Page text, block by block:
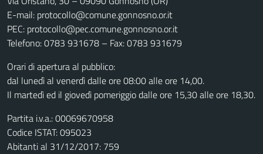
E-mail: protocollo@comune.gonnosno.or.it
PEC: protocollo@pec.comune.gonnosno.or.it
Telefono: 0783 931678 – Fax: 0783 931679
Orari di apertura al pubblico:
dal lunedì al venerdì dalle ore 08:00 alle ore 14,00.
Il martedì ed il giovedì pomeriggio dalle ore 15,30 alle ore 18,30.
Partita i.v.a.: 00069670958
Codice ISTAT: 095023
Abitanti al 31/12/2017: 759